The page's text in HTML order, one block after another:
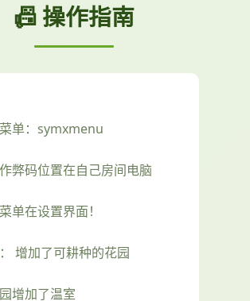
📠 操作指南
单：symxmenu
弊码位置在自己房间电脑
单在设置界面！
增加了可耕种的花园
增加了温室